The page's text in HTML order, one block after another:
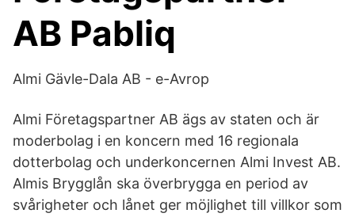
AB Pabliq
Almi Gävle-Dala AB - e-Avrop
Almi Företagspartner AB ägs av staten och är
moderbolag i en koncern med 16 regionala
dotterbolag och underkoncernen Almi Invest AB.
Almis Brygglån ska överbrygga en period av
svårigheter och lånet ger möjlighet till villkor som